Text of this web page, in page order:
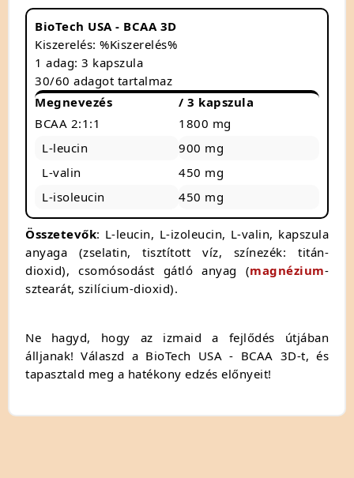
BioTech USA - BCAA 3D
Kiszerelés: %Kiszerelés%
1 adag: 3 kapszula
30/60 adagot tartalmaz
Megnevezés
/ 3 kapszula
BCAA 2:1:1
1800 mg
L-leucin
900 mg
L-valin
450 mg
L-isoleucin
450 mg
Összetevők: L-leucin, L-izoleucin, L-valin, kapszula
anyaga (zselatin, tisztított víz, színezék: titán-
dioxid), csomósodást gátló anyag (magnézium-
sztearát, szilícium-dioxid).
Ne hagyd, hogy az izmaid a fejlődés útjában
álljanak! Válaszd a BioTech USA - BCAA 3D-t, és
tapasztald meg a hatékony edzés előnyeit!